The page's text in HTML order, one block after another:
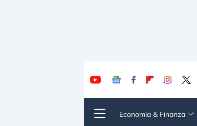
Economia & Finanza